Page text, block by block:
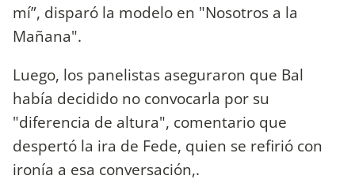
mí”, disparó la modelo en "Nosotros a la
Mañana".
Luego, los panelistas aseguraron que Bal
había decidido no convocarla por su
"diferencia de altura", comentario que
despertó la ira de Fede, quien se refirió con
ironía a esa conversación,.